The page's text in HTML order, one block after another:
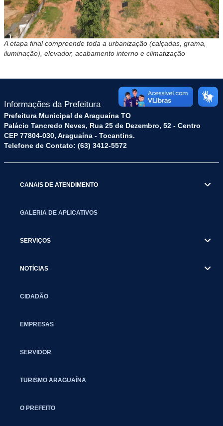
A etapa final compreende toda a urbanização (calçadas, grama,
iluminação), elevador, acabamento interno e climatização
Informações da Prefeitura
Prefeitura Municipal de Araguaína TO
Palácio Tancredo Neves, Rua 25 de Dezembro, 52 - Centro
CEP 77804-030, Araguaína - Tocantins.
Telefone de Contato: (63) 3412-5572
CANAIS DE ATENDIMENTO
GALERIA DE APLICATIVOS
SERVIÇOS
NOTÍCIAS
CIDADÃO
EMPRESAS
SERVIDOR
TURISMO ARAGUAÍNA
O PREFEITO